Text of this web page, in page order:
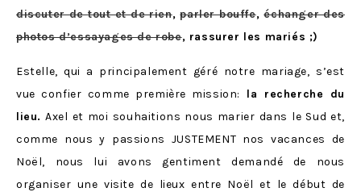
discuter de tout et de rien,parler bouffe,échanger des
photos d’essayages de robe, rassurer les mariés ;)
Estelle, qui a principalement géré notre mariage, s’est
vue confier comme première mission:
la recherche du
lieu. Axel et moi souhaitions nous marier dans le Sud et,
comme nous y passions JUSTEMENT nos vacances de
Noël, nous lui avons gentiment demandé de nous
organiser une visite de lieux entre Noël et le début de